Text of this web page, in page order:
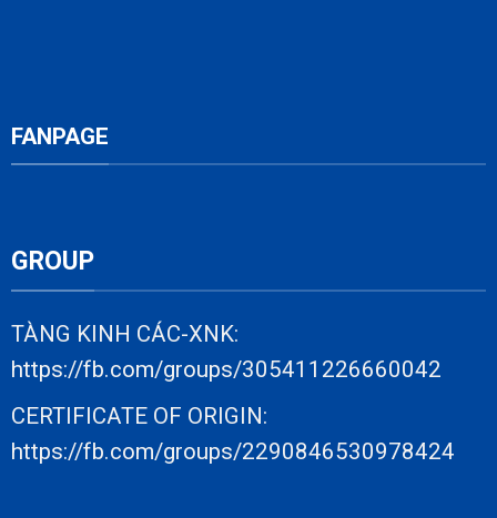
FANPAGE
GROUP
TÀNG KINH CÁC-XNK:
https://fb.com/groups/305411226660042
CERTIFICATE OF ORIGIN:
https://fb.com/groups/2290846530978424